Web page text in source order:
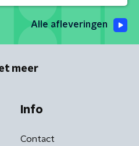
Alle afleveringen
meer
Info
Contact